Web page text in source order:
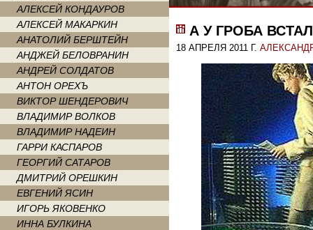
АЛЕКСЕЙ КОНДАУРОВ
АЛЕКСЕЙ МАКАРКИН
АНАТОЛИЙ БЕРШТЕЙН
АНДЖЕЙ БЕЛОВРАНИН
АНДРЕЙ СОЛДАТОВ
АНТОН ОРЕХЪ
ВИКТОР ШЕНДЕРОВИЧ
ВЛАДИМИР ВОЛКОВ
ВЛАДИМИР НАДЕИН
ГАРРИ КАСПАРОВ
ГЕОРГИЙ САТАРОВ
ДМИТРИЙ ОРЕШКИН
ЕВГЕНИЙ ЯСИН
ИГОРЬ ЯКОВЕНКО
ИННА БУЛКИНА
А У ГРОБА
18 АПРЕЛЯ 2011 Г.